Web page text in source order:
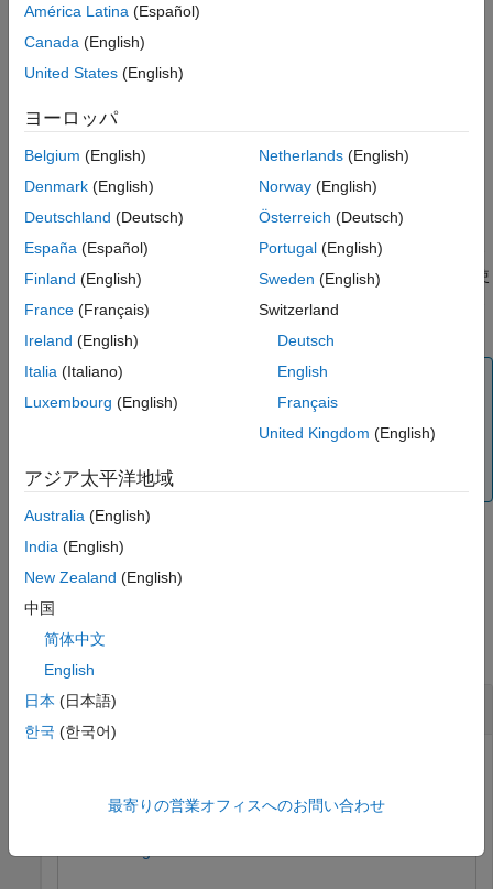
名前と値の引数
出力引数
アルゴリズム
バージョン履歴
endmembers= nfindr(
(N-FINDR) アルゴリズムを使用してハイパースペクトル データ
numEndmembers
ンドメンバー シグネチャの数です。N-FINDR 法の詳細について
は、アルゴリズム を参照してください。
endmembers= nfindr( inputData,numEndmembers,Name=Value
は、前の構文の入力引数に加えて、名前と値の引数を 1 つ以上使
び次元削減の回数のオプションを設定します。
メモ
Hyperspectral Imaging Library for Image Processing
Online™およびMATLAB
の MATLAB が必要です。
例
すべて折りたたむ
N-FINDR 法を使用したエンドメンバーの抽出
Hyperspectral Imaging Library for Image Processing
América Latina (Español)
Canada (English)
United States (English)
ヨーロッパ
Belgium (English)
Denmark (English)
Deutschland (Deutsch)
España (Español)
Finland (English)
France (Français)
Ireland (English)
Italia (Italiano)
Luxembourg (English)
Netherlands(English)
Norway(English)
Österreich (Deutsch)
Portugal(English)
Sweden (English)
Switzerland
Deutsch
English
Français
United Kingdom (English)
アジア太平洋地域
Australia (English)
India (English)
New Zealand (English)
中国
简体中文
English
日本 (日本語)
한국 (한국어)
最寄りの営業オフィスへのお問い合わせ